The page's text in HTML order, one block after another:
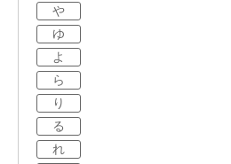
や
ゆ
よ
ら
り
る
れ